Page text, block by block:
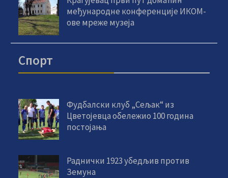
међународне конференције ИКОМ-
ове мреже музеја
Спорт
Фудбалски клуб „Сељак“ из
Цветојевца обележио 100 година
постојања
Раднички 1923 убедљив против
Земуна